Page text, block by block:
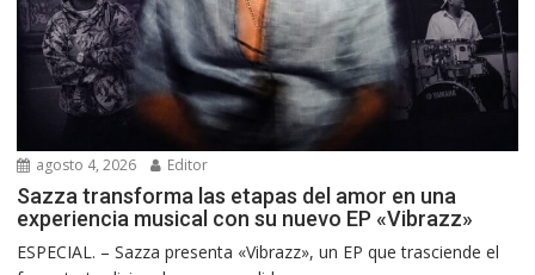
agosto 4, 2026 Editor
Sazza transforma las etapas del amor en una
experiencia musical con su nuevo EP «Vibrazz»
ESPECIAL. – Sazza presenta «Vibrazz», un EP que trasciende el